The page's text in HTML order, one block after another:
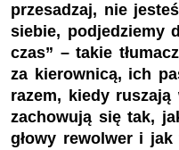
przesadzaj, nie
siebie, podjedziemy
czas” – takie
za kierownicą, ich
razem, kiedy
zachowują się tak,
głowy rewolwer i